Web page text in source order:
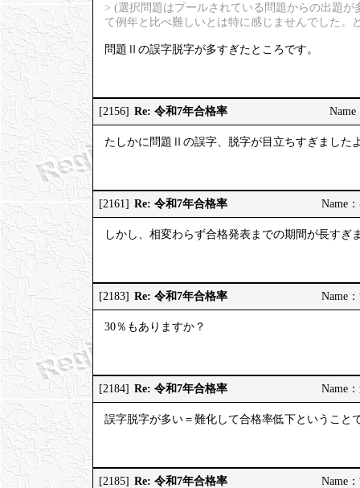
> (選択問題はプールされている問題からの出題
て例年と比べ難しいとは特に感じませんでした。
問題Ⅱの誤字脱字が多すぎたところです。
[2156] Re: 令和7年合格率
たしかに問題Ⅱの誤字、脱字が目立ちすぎました
[2161] Re: 令和7年合格率 Name
しかし、相変わらず合格発表までの期間が長すぎ
[2183] Re: 令和7年合格率 Name
30％もありますか？
[2184] Re: 令和7年合格率 Name
誤字脱字が多い＝難化して合格率低下ということ
[2185] Re: 令和7年合格率 Name